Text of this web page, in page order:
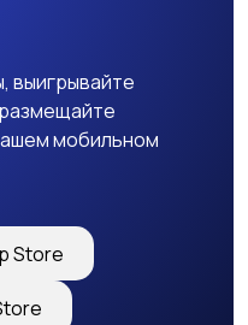
выигрывайте
мобильном
Store